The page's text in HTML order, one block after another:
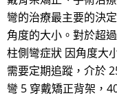
彎的治療最主要的決
角度的大小。對於超
柱側彎症狀 因角度大
需要定期追蹤，介於
彎 5 穿戴矯正背架，